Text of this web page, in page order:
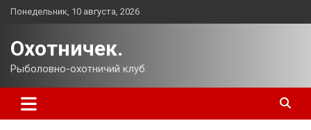
Перейти
Понедельник, 10 августа, 2026
Охотничек.
Рыболовно-охотничий клуб.